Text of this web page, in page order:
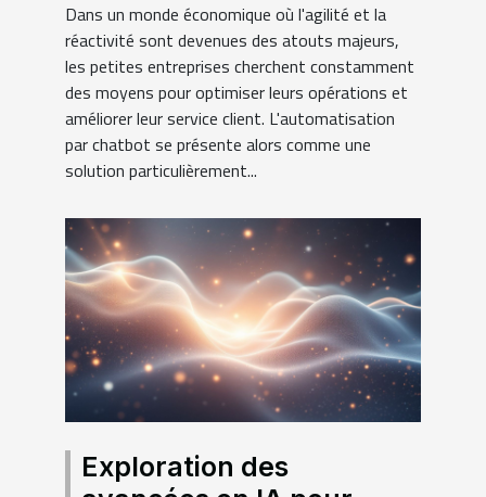
chatbot
Dans un monde économique où l'agilité et la
réactivité sont devenues des atouts majeurs,
les petites entreprises cherchent constamment
des moyens pour optimiser leurs opérations et
améliorer leur service client. L'automatisation
par chatbot se présente alors comme une
solution particulièrement...
Exploration des